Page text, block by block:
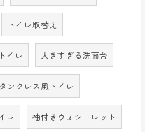
トイレ取替え
イレ 大きすぎる洗面台
タンクレス風トイレ
レ 袖付きウォシュレット